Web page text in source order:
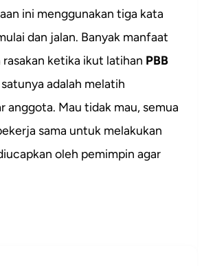
ini menggunakan tiga kata
dan jalan. Banyak manfaat
rasakan ketika ikut latihan PBB
satunya adalah melatih
anggota. Mau tidak mau, semua
sama untuk melakukan
oleh pemimpin agar